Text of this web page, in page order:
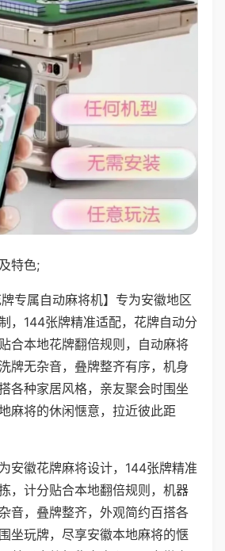
特色;
牌专属自动麻将机】专为安徽地区
，144张牌精准适配，花牌自动分
合本地花牌翻倍规则，自动麻将
牌无杂音，叠牌整齐有序，机身
各种家居风格，亲友聚会时围坐
麻将的休闲惬意，拉近彼此距
安徽花牌麻将设计，144张牌精准
，计分贴合本地翻倍规则，机器
音，叠牌整齐，外观简约百搭各
坐玩牌，尽享安徽本地麻将的惬